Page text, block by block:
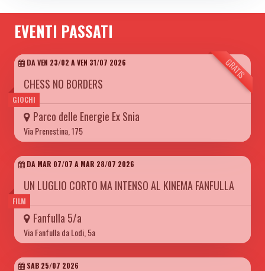
EVENTI PASSATI
GIOCHI
GRATIS
DA VEN 23/02 A VEN 31/07 2026
CHESS NO BORDERS
Parco delle Energie Ex Snia
Via Prenestina, 175
FILM
DA MAR 07/07 A MAR 28/07 2026
UN LUGLIO CORTO MA INTENSO AL KINEMA FANFULLA
Fanfulla 5/a
Via Fanfulla da Lodi, 5a
SAB 25/07 2026